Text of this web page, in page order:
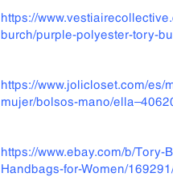
https://
burch/purple-polyester-tory-
https://www.jolicloset.com/
mujer/bolsos-mano/
https://www.ebay.com/b/
Handbags-for-Women/